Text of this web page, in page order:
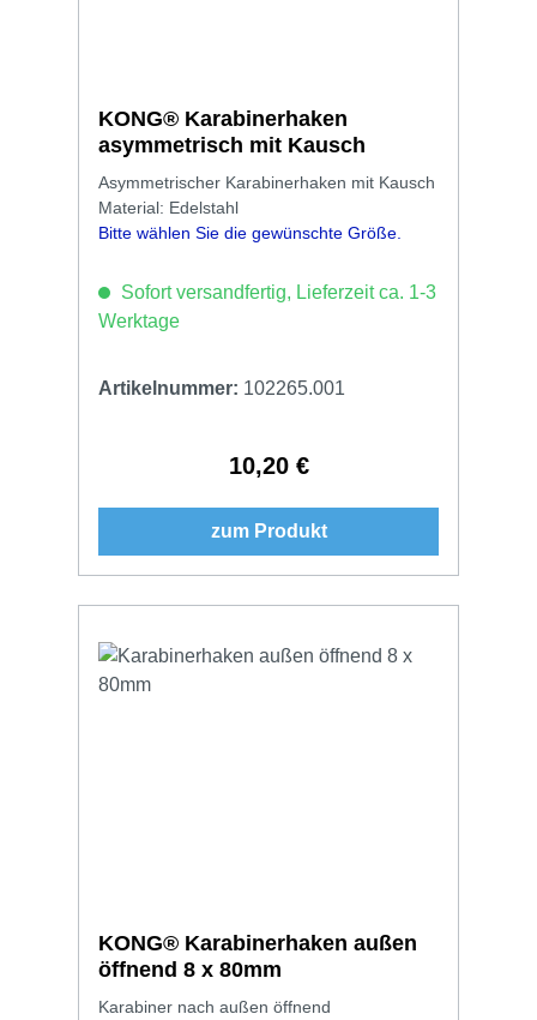
KONG® Karabinerhaken
asymmetrisch mit Kausch
Asymmetrischer Karabinerhaken mit Kausch
Material: Edelstahl
Bitte wählen Sie die gewünschte Größe.
Sofort versandfertig, Lieferzeit ca. 1-3
Werktage
Artikelnummer: 102265.001
Regulärer Preis:
10,20 €
zum Produkt
KONG® Karabinerhaken außen
öffnend 8 x 80mm
Karabiner nach außen öffnend